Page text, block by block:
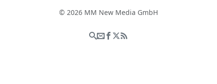
© 2026 MM New Media GmbH